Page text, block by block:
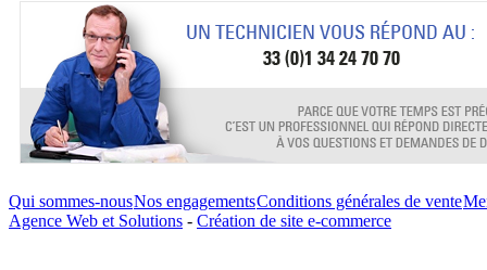
Qui sommes-nousNos engagementsConditions générales de vente
Agence Web et Solutions - Création de site e-commerce